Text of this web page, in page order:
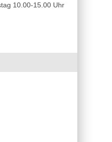
10.00-15.00 Uhr